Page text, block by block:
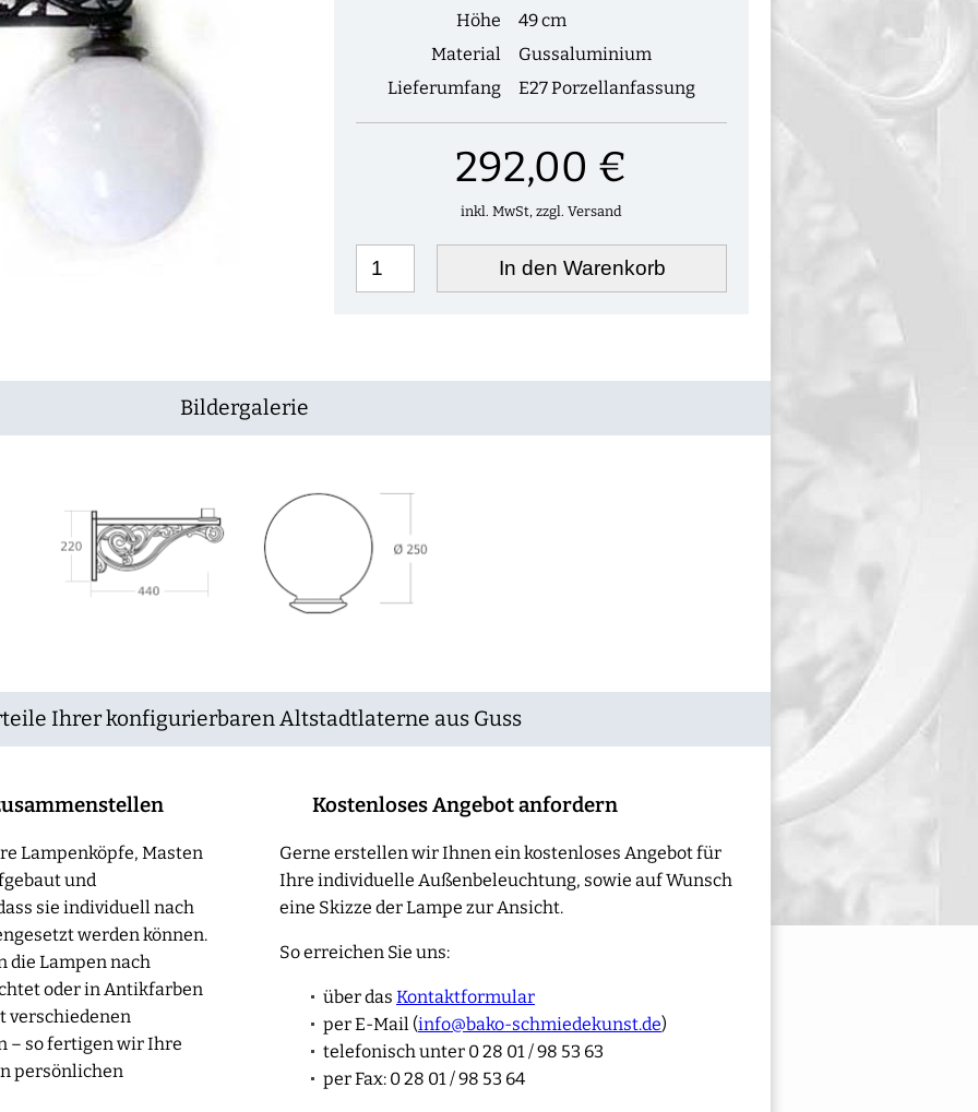
Höhe
49 cm
Material
Gussaluminium
Lieferumfang
E27 Porzellanfassung
292,00 €
inkl. MwSt, zzgl. Versand
In den Warenkorb
Bildergalerie
Ihrer konfigurierbaren Altstadtlaterne aus Guss
Lampenköpfe, Masten
und
sie individuell nach
werden können.
die Lampen nach
oder in Antikfarben
verschiedenen
– so fertigen wir Ihre
persönlichen
Kostenloses Angebot anfordern
Gerne erstellen wir Ihnen ein kostenloses Angebot für
Ihre individuelle Außenbeleuchtung, sowie auf Wunsch
eine Skizze der Lampe zur Ansicht.
So erreichen Sie uns:
über das Kontaktformular
per E-Mail (info@bako-schmiedekunst.de)
telefonisch unter 0 28 01 / 98 53 63
per Fax: 0 28 01 / 98 53 64